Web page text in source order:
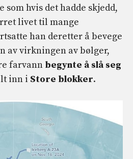
som hvis det hadde skjedd,
livet til mange
han deretter å bevege
av virkningen av bølger,
farvann begynte å slå seg
inn i Store blokker.